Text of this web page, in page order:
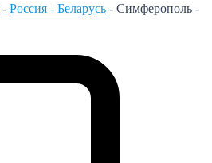
- Россия - Беларусь - Симферополь -